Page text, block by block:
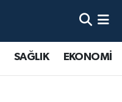
SAĞLIK EKONOMİ